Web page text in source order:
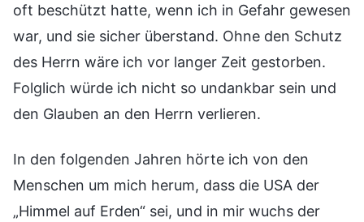
oft beschützt hatte, wenn ich in Gefahr gewesen
war, und sie sicher überstand. Ohne den Schutz
des Herrn wäre ich vor langer Zeit gestorben.
Folglich würde ich nicht so undankbar sein und
den Glauben an den Herrn verlieren.
In den folgenden Jahren hörte ich von den
Menschen um mich herum, dass die USA der
„Himmel auf Erden“ sei, und in mir wuchs der